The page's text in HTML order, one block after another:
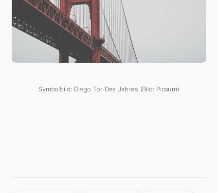
Symbolbild: Diego Tor Des Jahres (Bild: Picsum)